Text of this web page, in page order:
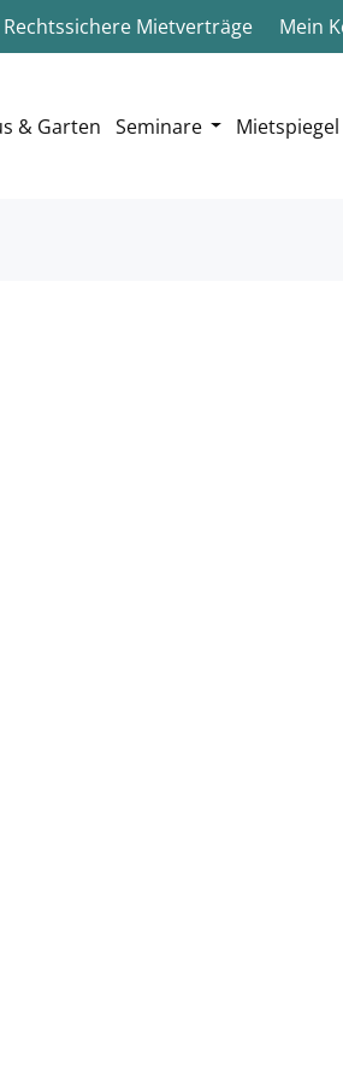
Rechtssichere Mietverträge Mein
& Garten Seminare Mietspiegel